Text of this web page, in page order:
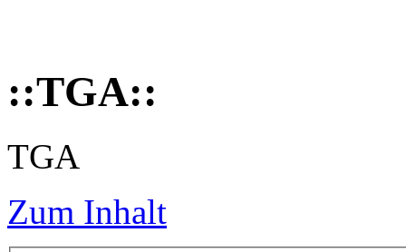
::TGA::
TGA
Zum Inhalt